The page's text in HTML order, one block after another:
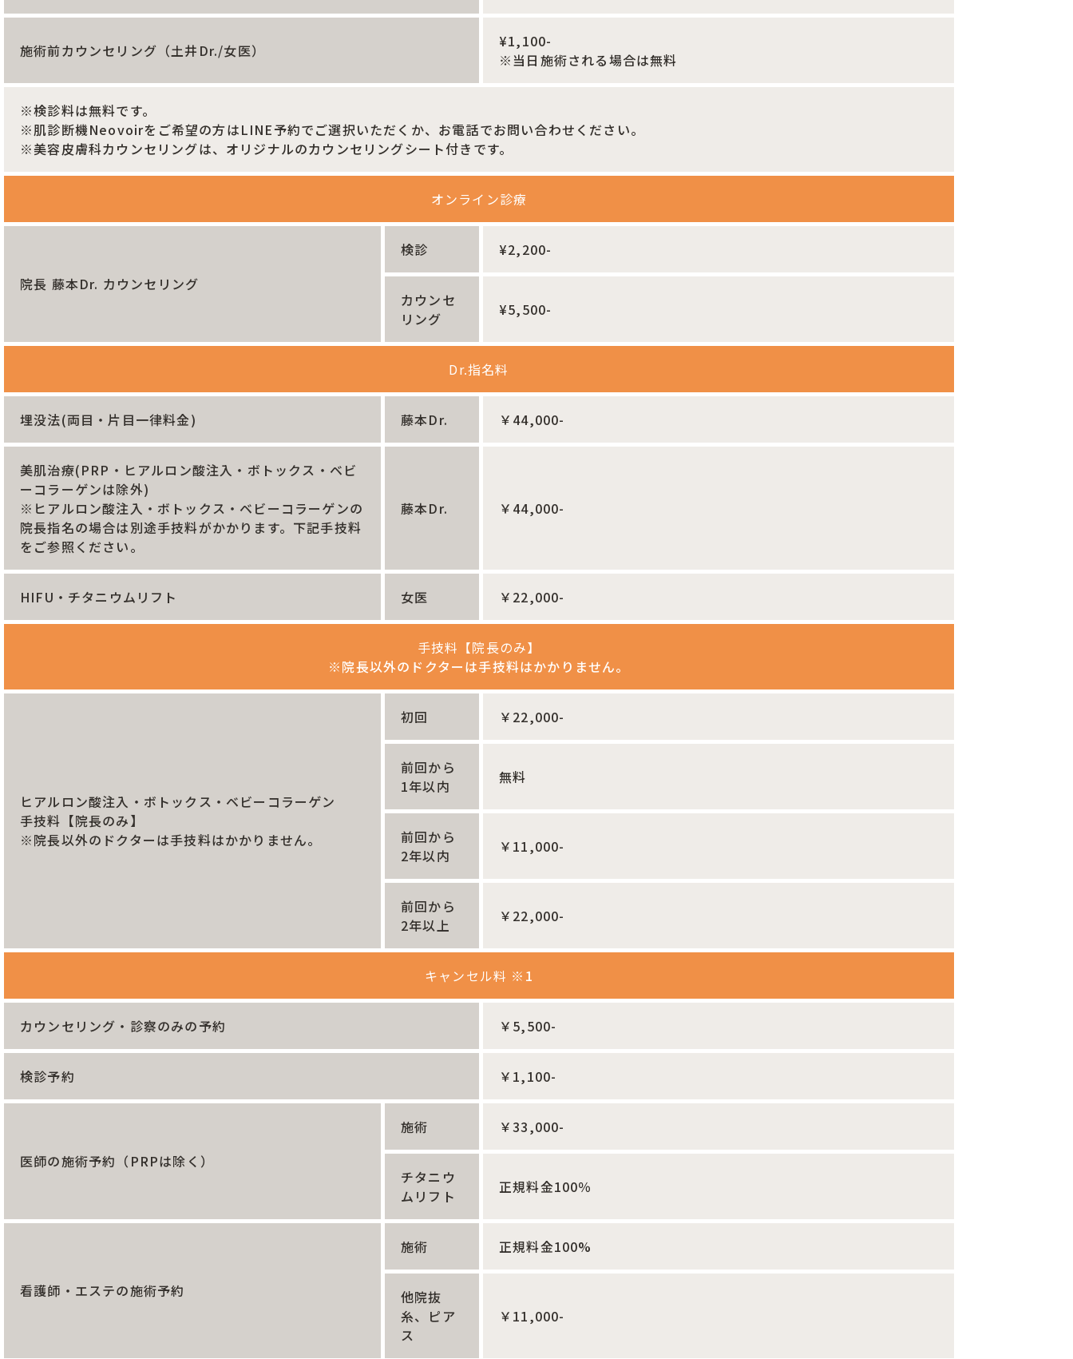
施術前カウンセリング（土井Dr./女医）
¥1,100-
※当日施術される場合は無料
※検診料は無料です。
※肌診断機Neovoirをご希望の方はLINE予約でご選択いただくか、お電話でお問い合わせください。
※美容皮膚科カウンセリングは、オリジナルのカウンセリングシート付きです。
オンライン診療
院長 藤本Dr. カウンセリング
検診 ¥2,200-
カウンセ
リング
¥5,500-
Dr.指名料
埋没法(両目・片目一律料金) 藤本Dr. ￥44,000-
美肌治療(PRP・ヒアルロン酸注入・ボトックス・ベビ
ーコラーゲンは除外)
※ヒアルロン酸注入・ボトックス・ベビーコラーゲンの
院長指名の場合は別途手技料がかかります。下記手技料
をご参照ください。
藤本Dr. ￥44,000-
HIFU・チタニウムリフト 女医 ￥22,000-
手技料【院長のみ】
※院長以外のドクターは手技料はかかりません。
ヒアルロン酸注入・ボトックス・ベビーコラーゲン
手技料【院長のみ】
※院長以外のドクターは手技料はかかりません。
初回 ￥22,000-
前回から
1年以内
無料
前回から
2年以内
￥11,000-
前回から
2年以上
￥22,000-
キャンセル料 ※1
カウンセリング・診察のみの予約 ￥5,500-
検診予約 ￥1,100-
医師の施術予約（PRPは除く）
施術 ￥33,000-
チタニウ
ムリフト
正規料金100％
看護師・エステの施術予約
施術 正規料金100%
他院抜
糸、ピア
ス
￥11,000-